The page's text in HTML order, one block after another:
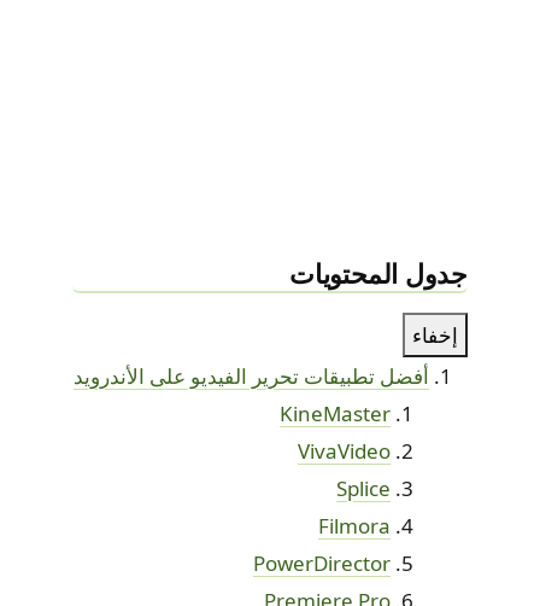
جدول المحتويات
إخفاء
أفضل تطبيقات تحرير الفيديو على الأندرويد
KineMaster
VivaVideo
Splice
Filmora
PowerDirector